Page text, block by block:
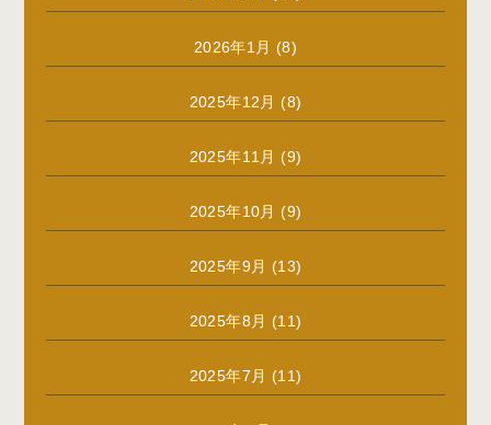
2026年1月 (8)
2025年12月 (8)
2025年11月 (9)
2025年10月 (9)
2025年9月 (13)
2025年8月 (11)
2025年7月 (11)